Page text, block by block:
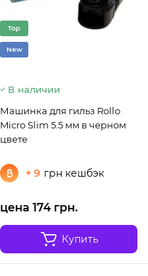
Top
New
В наличии
Машинка для гильз Rollo
Micro Slim 5.5 мм в черном
цвете
+ 9 грн кешбэк
цена 174 грн.
Купить